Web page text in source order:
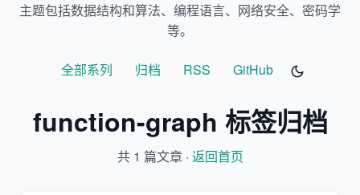
主题包括数据结构和算法、编程语言、网络安全、密码学
等。
全部系列 归档 RSS GitHub
function-graph 标签归档
共 1 篇文章 · 返回首页